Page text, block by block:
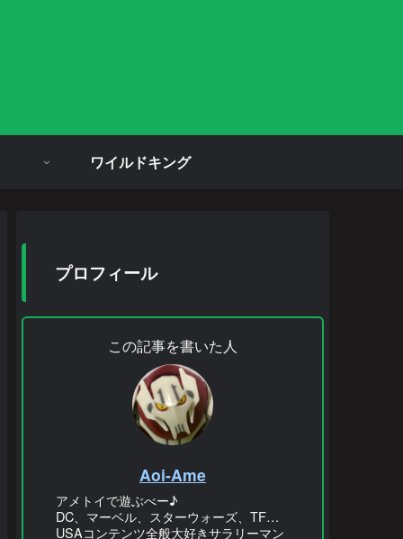
ワイルドキング
プロフィール
この記事を書いた人
Aoi-Ame
アメトイで遊ぶべー♪
DC、マーベル、スターウォーズ、TF…
USAコンテンツ全般大好きサラリーマン